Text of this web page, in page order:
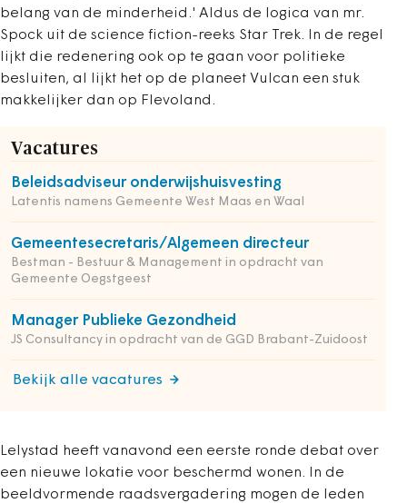
belang van de minderheid.' Aldus de logica van mr.
Spock uit de science fiction-reeks Star Trek. In de regel
lijkt die redenering ook op te gaan voor politieke
besluiten, al lijkt het op de planeet Vulcan een stuk
makkelijker dan op Flevoland.
Vacatures
Beleidsadviseur onderwijshuisvesting
Latentis namens Gemeente West Maas en Waal
Gemeentesecretaris/Algemeen directeur
Bestman - Bestuur & Management in opdracht van
Gemeente Oegstgeest
Manager Publieke Gezondheid
JS Consultancy in opdracht van de GGD Brabant-Zuidoost
Bekijk alle vacatures
Lelystad heeft vanavond een eerste ronde debat over
een nieuwe lokatie voor beschermd wonen. In de
beeldvormende raadsvergadering mogen de leden